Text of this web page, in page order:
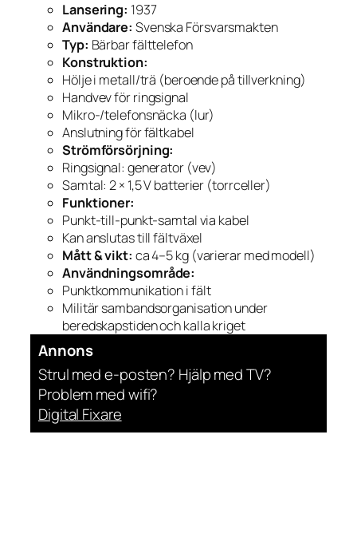
Lansering: 1937
Användare: Svenska Försvarsmakten
Typ: Bärbar fälttelefon
Konstruktion:
Hölje i metall/trä (beroende på tillverkning)
Handvev för ringsignal
Mikro-/telefonsnäcka (lur)
Anslutning för fältkabel
Strömförsörjning:
Ringsignal: generator (vev)
Samtal: 2 × 1,5 V batterier (torrceller)
Funktioner:
Punkt-till-punkt-samtal via kabel
Kan anslutas till fältväxel
Mått & vikt: ca 4–5 kg (varierar med modell)
Användningsområde:
Punktkommunikation i fält
Militär sambandsorganisation under
beredskapstiden och kalla kriget
Annons
Strul med e-posten? Hjälp med TV?
Problem med wifi?
Digital Fixare